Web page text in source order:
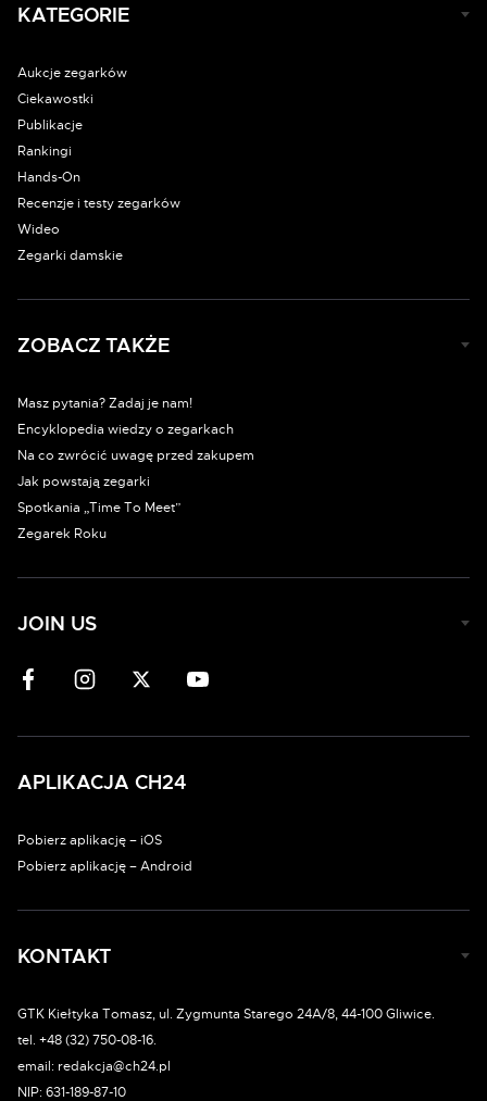
KATEGORIE
Aukcje zegarków
Ciekawostki
Publikacje
Rankingi
Hands-On
Recenzje i testy zegarków
Wideo
Zegarki damskie
ZOBACZ TAKŻE
Masz pytania? Zadaj je nam!
Encyklopedia wiedzy o zegarkach
Na co zwrócić uwagę przed zakupem
Jak powstają zegarki
Spotkania „Time To Meet”
Zegarek Roku
JOIN US
APLIKACJA CH24
Pobierz aplikację – iOS
Pobierz aplikację – Android
KONTAKT
GTK Kiełtyka Tomasz, ul. Zygmunta Starego 24A/8, 44-100 Gliwice.
tel. +48 (32) 750-08-16.
email: redakcja@ch24.pl
NIP: 631-189-87-10